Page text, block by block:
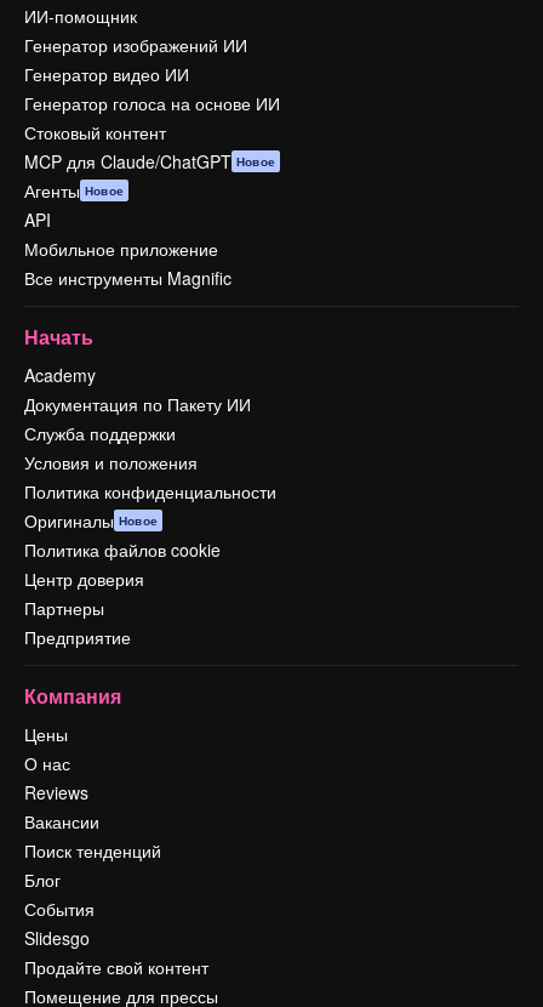
ИИ-помощник
Генератор изображений ИИ
Генератор видео ИИ
Генератор голоса на основе ИИ
Стоковый контент
MCP для Claude/ChatGPT Новое
Агенты Новое
API
Мобильное приложение
Все инструменты Magnific
Начать
Academy
Документация по Пакету ИИ
Служба поддержки
Условия и положения
Политика конфиденциальности
Оригиналы Новое
Политика файлов cookie
Центр доверия
Партнеры
Предприятие
Компания
Цены
О нас
Reviews
Вакансии
Поиск тенденций
Блог
События
Slidesgo
Продайте свой контент
Помещение для прессы